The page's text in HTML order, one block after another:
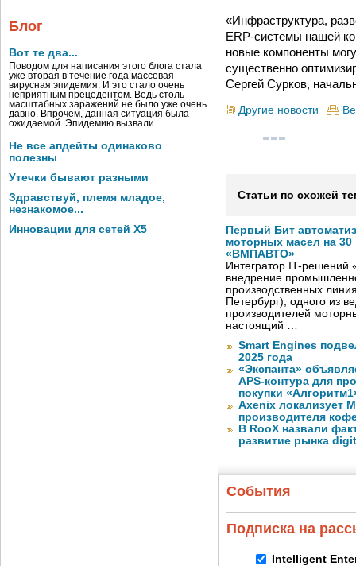
Блог
Вот те два...
Поводом для написания этого блога стала
уже вторая в течение года массовая
вирусная эпидемия. И это стало очень
неприятным прецедентом. Ведь столь
масштабных заражений не было уже очень
давно. Впрочем, данная ситуация была
ожидаемой. Эпидемию вызвали …
Не все апдейты одинаково
полезны
Утечки бывают разными
Здравствуй, племя младое,
незнакомое...
Инновации для сетей X5
«Инфраструктура,
ERP-системы нашей
новые компоненты
существенно
Сергей Сурков,
Другие новости
Статьи по схожей
Первый Бит
моторных масел на
«ВМПАВТО»
Интегратор IT-
внедрение
производственных
Петербург), одного из
производителей
настоящий …
Smart Engines
2025 года
«Экспанта»
APS-контура для
покупки
Axenix локализует
производителя
В RooX назвали
развитие рынка
События
Подписка на
Intelligent